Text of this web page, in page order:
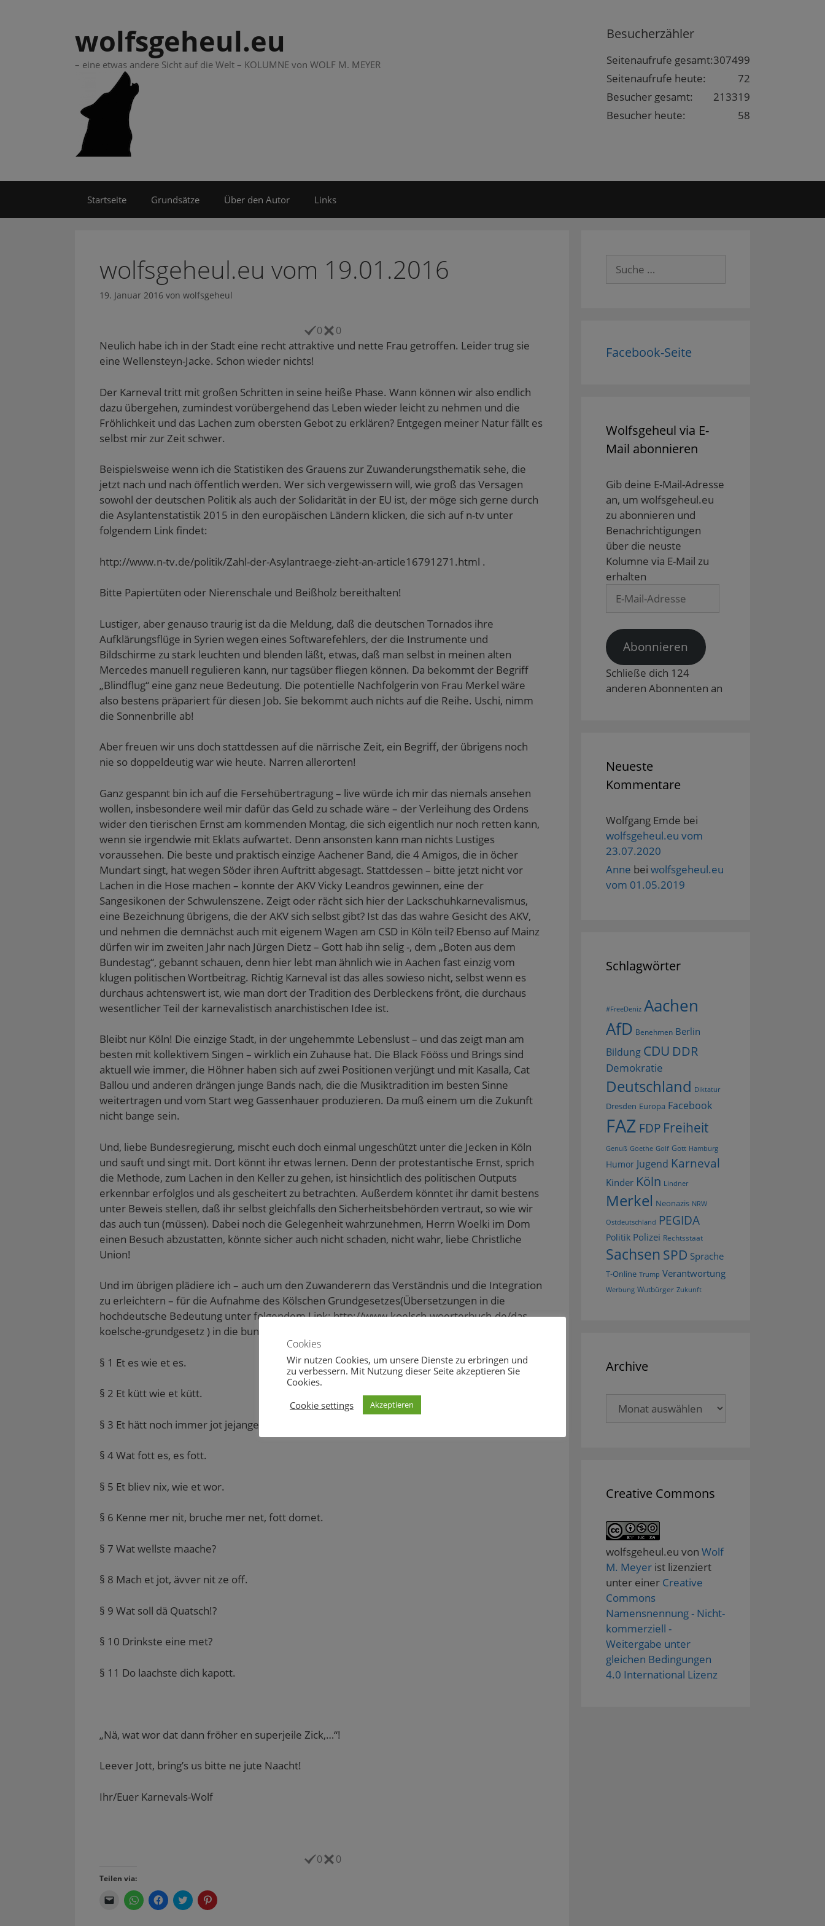
Besucherzähler
307499
Seitenaufrufe gesamt:
72
Seitenaufrufe heute:
213319
Besucher gesamt:
58
Besucher heute:
wolfsgeheul.eu
– eine etwas andere Sicht auf die Welt – KOLUMNE von WOLF M. MEYER
Startseite Grundsätze Über den Autor Links
wolfsgeheul.eu vom 19.01.2016
19. Januar 2016 von wolfsgeheul
0 0
Neulich habe ich in der Stadt eine recht attraktive und nette Frau getroffen. Leider trug sie
eine Wellensteyn-Jacke. Schon wieder nichts!
Der Karneval tritt mit großen Schritten in seine heiße Phase. Wann können wir also endlich
dazu übergehen, zumindest vorübergehend das Leben wieder leicht zu nehmen und die
Fröhlichkeit und das Lachen zum obersten Gebot zu erklären? Entgegen meiner Natur fällt es
selbst mir zur Zeit schwer.
Beispielsweise wenn ich die Statistiken des Grauens zur Zuwanderungsthematik sehe, die
jetzt nach und nach öffentlich werden. Wer sich vergewissern will, wie groß das Versagen
sowohl der deutschen Politik als auch der Solidarität in der EU ist, der möge sich gerne durch
die Asylantenstatistik 2015 in den europäischen Ländern klicken, die sich auf n-tv unter
folgendem Link findet:
http://www.n-tv.de/politik/Zahl-der-Asylantraege-zieht-an-article16791271.html .
Bitte Papiertüten oder Nierenschale und Beißholz bereithalten!
Lustiger, aber genauso traurig ist da die Meldung, daß die deutschen Tornados ihre
Aufklärungsflüge in Syrien wegen eines Softwarefehlers, der die Instrumente und
Bildschirme zu stark leuchten und blenden läßt, etwas, daß man selbst in meinen alten
Mercedes manuell regulieren kann, nur tagsüber fliegen können. Da bekommt der Begriff
„Blindflug“ eine ganz neue Bedeutung. Die potentielle Nachfolgerin von Frau Merkel wäre
also bestens präpariert für diesen Job. Sie bekommt auch nichts auf die Reihe. Uschi, nimm
die Sonnenbrille ab!
Aber freuen wir uns doch stattdessen auf die närrische Zeit, ein Begriff, der übrigens noch
nie so doppeldeutig war wie heute. Narren allerorten!
Ganz gespannt bin ich auf die Fersehübertragung – live würde ich mir das niemals ansehen
wollen, insbesondere weil mir dafür das Geld zu schade wäre – der Verleihung des Ordens
wider den tierischen Ernst am kommenden Montag, die sich eigentlich nur noch retten kann,
wenn sie irgendwie mit Eklats aufwartet. Denn ansonsten kann man nichts Lustiges
voraussehen. Die beste und praktisch einzige Aachener Band, die 4 Amigos, die in öcher
Mundart singt, hat wegen Söder ihren Auftritt abgesagt. Stattdessen – bitte jetzt nicht vor
Lachen in die Hose machen – konnte der AKV Vicky Leandros gewinnen, eine der
Sangesikonen der Schwulenszene. Zeigt oder rächt sich hier der Lackschuhkarnevalismus,
eine Bezeichnung übrigens, die der AKV sich selbst gibt? Ist das das wahre Gesicht des AKV,
und nehmen die demnächst auch mit eigenem Wagen am CSD in Köln teil? Ebenso auf Mainz
dürfen wir im zweiten Jahr nach Jürgen Dietz – Gott hab ihn selig -, dem „Boten aus dem
Bundestag“, gebannt schauen, denn hier lebt man ähnlich wie in Aachen fast einzig vom
klugen politischen Wortbeitrag. Richtig Karneval ist das alles sowieso nicht, selbst wenn es
durchaus achtenswert ist, wie man dort der Tradition des Derbleckens frönt, die durchaus
wesentlicher Teil der karnevalistisch anarchistischen Idee ist.
Bleibt nur Köln! Die einzige Stadt, in der ungehemmte Lebenslust – und das zeigt man am
besten mit kollektivem Singen – wirklich ein Zuhause hat. Die Black Fööss und Brings sind
aktuell wie immer, die Höhner haben sich auf zwei Positionen verjüngt und mit Kasalla, Cat
Ballou und anderen drängen junge Bands nach, die die Musiktradition im besten Sinne
weitertragen und vom Start weg Gassenhauer produzieren. Da muß einem um die Zukunft
nicht bange sein.
Und, liebe Bundesregierung, mischt euch doch einmal ungeschützt unter die Jecken in Köln
und sauft und singt mit. Dort könnt ihr etwas lernen. Denn der protestantische Ernst, sprich
die Methode, zum Lachen in den Keller zu gehen, ist hinsichtlich des politischen Outputs
erkennbar erfolglos und als gescheitert zu betrachten. Außerdem könntet ihr damit bestens
unter Beweis stellen, daß ihr selbst gleichfalls den Sicherheitsbehörden vertraut, so wie wir
das auch tun (müssen). Dabei noch die Gelegenheit wahrzunehmen, Herrn Woelki im Dom
einen Besuch abzustatten, könnte sicher auch nicht schaden, nicht wahr, liebe Christliche
Union!
Und im übrigen plädiere ich – auch um den Zuwanderern das Verständnis und die Integration
zu erleichtern – für die Aufnahme des Kölschen Grundgesetzes(Übersetzungen in die
hochdeutsche Bedeutung unter folgendem Link: http://www.koelsch-woerterbuch.de/das-
koelsche-grundgesetz ) in die bundesdeutsche Verfassung:
§ 1 Et es wie et es.
§ 2 Et kütt wie et kütt.
§ 3 Et hätt noch immer jot jejange.
§ 4 Wat fott es, es fott.
§ 5 Et bliev nix, wie et wor.
§ 6 Kenne mer nit, bruche mer net, fott domet.
§ 7 Wat wellste maache?
§ 8 Mach et jot, ävver nit ze off.
§ 9 Wat soll dä Quatsch!?
§ 10 Drinkste eine met?
§ 11 Do laachste dich kapott.
„Nä, wat wor dat dann fröher en superjeile Zick,…“!
Leever Jott, bring’s us bitte ne jute Naacht!
Ihr/Euer Karnevals-Wolf
0 0
Teilen via:
K
l
K
l
K
l
K
l
Suche
nach:
Facebook-Seite
Wolfsgeheul via E-
Mail abonnieren
Gib deine E-Mail-Adresse
an, um wolfsgeheul.eu
zu abonnieren und
Benachrichtigungen
über die neuste
Kolumne via E-Mail zu
erhalten
Mail-
Abonnieren
Schließe dich 124
anderen Abonnenten an
Neueste
Kommentare
Wolfgang Emde bei
wolfsgeheul.eu vom
23.07.2020
Anne bei wolfsgeheul.eu
vom 01.05.2019
Schlagwörter
#FreeDeniz Aachen
AfD Benehmen Berlin
Bildung CDU DDR
Demokratie
Deutschland Diktatur
Dresden Europa Facebook
FAZ FDP Freiheit
Genuß Goethe Golf Gott Hamburg
Humor Jugend Karneval
Kinder Köln Lindner
Merkel Neonazis NRW
Ostdeutschland PEGIDA
Politik Polizei Rechtsstaat
Sachsen SPD Sprache
T-Online Trump Verantwortung
Werbung Wutbürger Zukunft
Archive
Creative Commons
wolfsgeheul.eu von Wolf
M. Meyer ist lizenziert
unter einer Creative
Commons
Namensnennung - Nicht-
kommerziell -
Weitergabe unter
gleichen Bedingungen
4.0 International Lizenz
Cookies
Wir nutzen Cookies, um unsere Dienste zu erbringen und
zu verbessern. Mit Nutzung dieser Seite akzeptieren Sie
Cookies.
Cookie settings
Akzeptieren